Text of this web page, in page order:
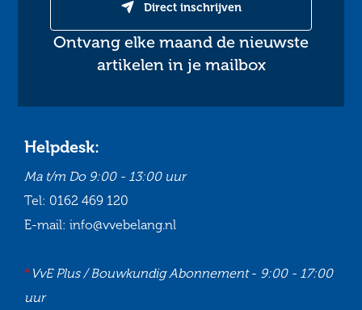
Ontvang elke maand de nieuwste
artikelen in je mailbox
Direct inschrijven
Helpdesk:
Ma t/m Do 9:00 - 13:00 uur
Tel: 0162 469 120
E-mail: info@vvebelang.nl
*VvE Plus / Bouwkundig Abonnement- 9:00 - 17:00
uur